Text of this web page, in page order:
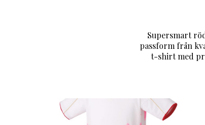
Supersmart
passform från
t-shirt med